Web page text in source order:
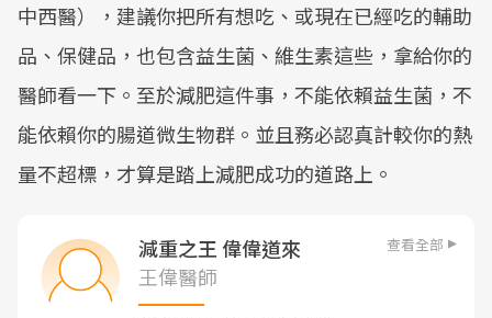
中西醫），建議你把所有想吃、或現在已經吃的輔助
品、保健品，也包含益生菌、維生素這些，拿給你的
醫師看一下。至於減肥這件事，不能依賴益生菌，不
能依賴你的腸道微生物群。並且務必認真計較你的熱
量不超標，才算是踏上減肥成功的道路上。
減重之王 偉偉道來 查看全部
王偉醫師